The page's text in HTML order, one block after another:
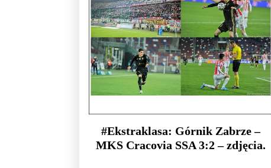
#Ekstraklasa: Górnik Zabrze –
MKS Cracovia SSA 3:2 – zdjęcia.